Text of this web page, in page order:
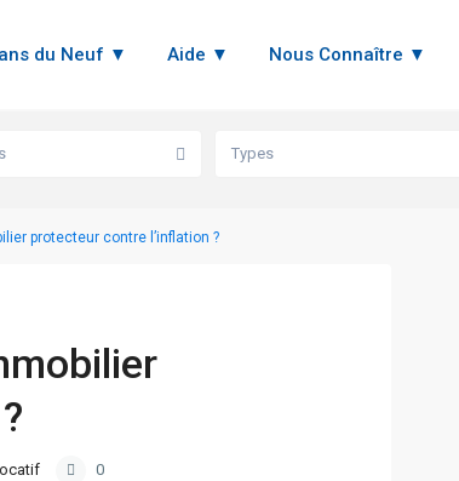
du Neuf ▼ Aide ▼ Nous Connaître ▼
Types
protecteur contre l’inflation ?
0